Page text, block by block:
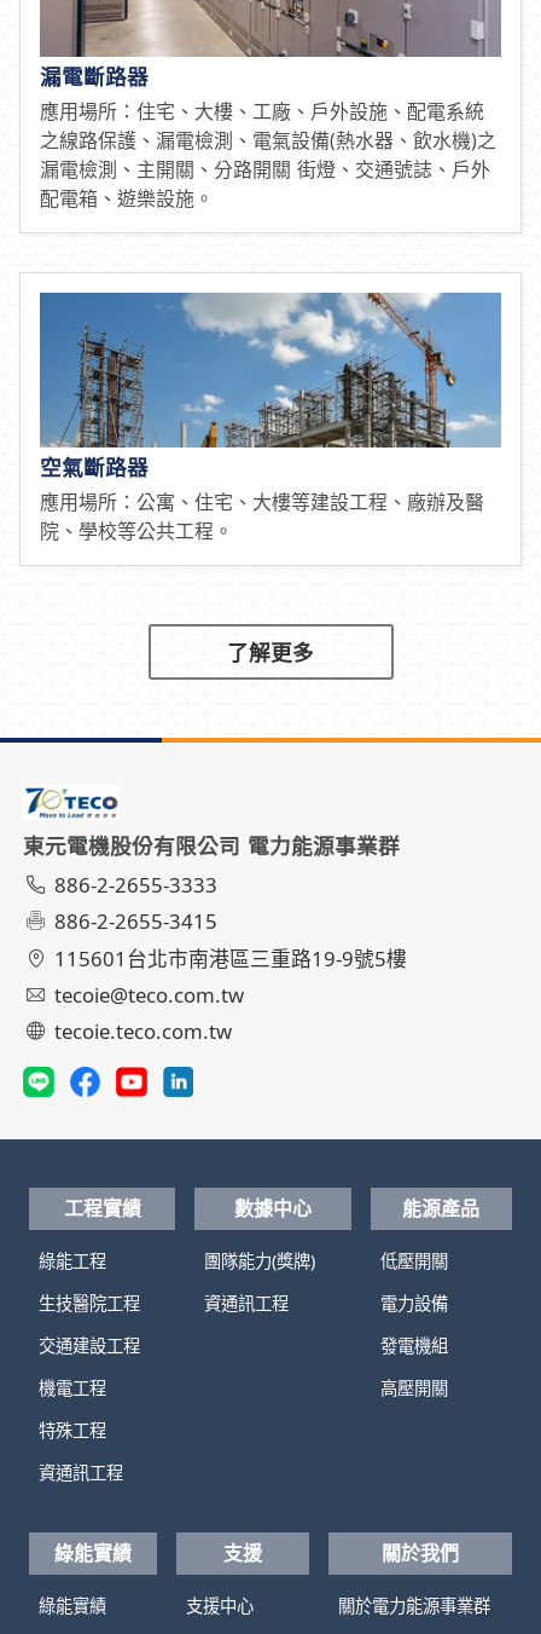
漏電斷路器
應用場所：住宅、大樓、工廠、戶外設施、配電系統
之線路保護、漏電檢測、電氣設備(熱水器、飲水機)之
漏電檢測、主開關、分路開關 街燈、交通號誌、戶外
配電箱、遊樂設施。
空氣斷路器
應用場所：公寓、住宅、大樓等建設工程、廠辦及醫
院、學校等公共工程。
了解更多
東元電機股份有限公司 電力能源事業群
886-2-2655-3333
886-2-2655-3415
115601台北市南港區三重路19-9號5樓
tecoie@teco.com.tw
tecoie.teco.com.tw
工程實績
綠能工程
生技醫院工程
交通建設工程
機電工程
特殊工程
資通訊工程
數據中心
團隊能力(獎牌)
資通訊工程
能源產品
低壓開關
電力設備
發電機組
高壓開關
綠能實績
綠能實績
支援
支援中心
關於我們
關於電力能源事業群